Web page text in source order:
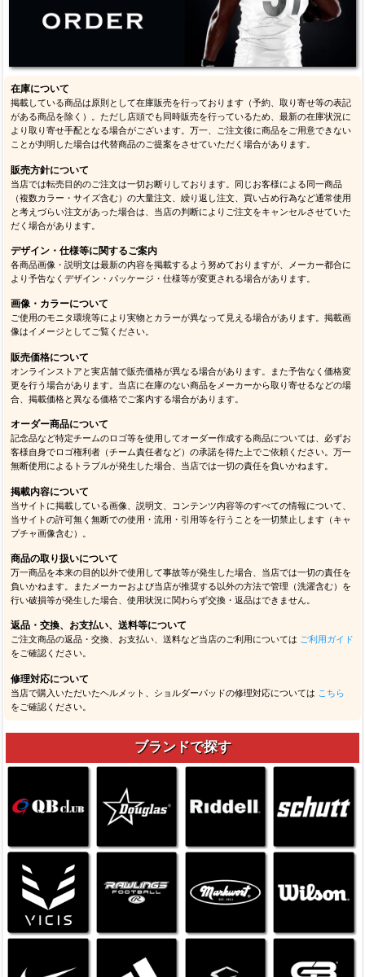
在庫について
掲載している商品は原則として在庫販売を行っております（予約、取り寄せ等の表記
がある商品を除く）。ただし店頭でも同時販売を行っているため、最新の在庫状況に
より取り寄せ手配となる場合がございます。万一、ご注文後に商品をご用意できない
ことが判明した場合は代替商品のご提案をさせていただく場合があります。
販売方針について
当店では転売目的のご注文は一切お断りしております。同じお客様による同一商品
（複数カラー・サイズ含む）の大量注文、繰り返し注文、買い占め行為など通常使用
と考えづらい注文があった場合は、当店の判断によりご注文をキャンセルさせていた
だく場合があります。
デザイン・仕様等に関するご案内
各商品画像・説明文は最新の内容を掲載するよう努めておりますが、メーカー都合に
より予告なくデザイン・パッケージ・仕様等が変更される場合があります。
画像・カラーについて
ご使用のモニタ環境等により実物とカラーが異なって見える場合があります。掲載画
像はイメージとしてご覧ください。
販売価格について
オンラインストアと実店舗で販売価格が異なる場合があります。また予告なく価格変
更を行う場合があります。当店に在庫のない商品をメーカーから取り寄せるなどの場
合、掲載価格と異なる価格でご案内する場合があります。
オーダー商品について
記念品など特定チームのロゴ等を使用してオーダー作成する商品については、必ずお
客様自身でロゴ権利者（チーム責任者など）の承諾を得た上でご依頼ください。万一
無断使用によるトラブルが発生した場合、当店では一切の責任を負いかねます。
掲載内容について
当サイトに掲載している画像、説明文、コンテンツ内容等のすべての情報について、
当サイトの許可無く無断での使用・流用・引用等を行うことを一切禁止します（キャ
プチャ画像含む）。
商品の取り扱いについて
万一商品を本来の目的以外で使用して事故等が発生した場合、当店では一切の責任を
負いかねます。またメーカーおよび当店が推奨する以外の方法で管理（洗濯含む）を
行い破損等が発生した場合、使用状況に関わらず交換・返品はできません。
返品・交換、お支払い、送料等について
ご注文商品の返品・交換、お支払い、送料など当店のご利用については ご利用ガイド
をご確認ください。
修理対応について
当店で購入いただいたヘルメット、ショルダーパッドの修理対応については こちら
をご確認ください。
ブランドで探す